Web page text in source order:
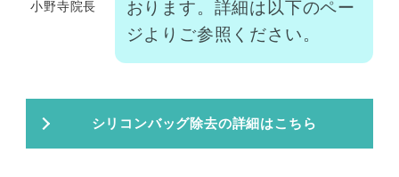
小野寺院長
おります。詳細は以下のペー
ジよりご参照ください。
シリコンバッグ除去の詳細はこちら